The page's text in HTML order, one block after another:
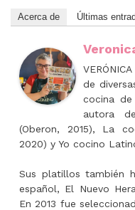
Acerca de Últimas
de
cocina
autora
(Oberon, 2015), La
2020) y Yo cocino
Sus platillos también
español, El Nuevo
En 2013 fue